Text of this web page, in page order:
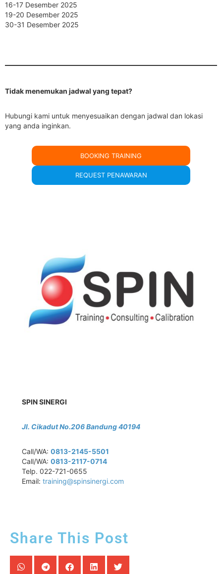
16-17 Desember 2025
19-20 Desember 2025
30-31 Desember 2025
Tidak menemukan jadwal yang tepat?
Hubungi kami untuk menyesuaikan dengan jadwal dan lokasi
yang anda inginkan.
BOOKING TRAINING
REQUEST PENAWARAN
SPIN SINERGI
Jl. Cikadut No.206 Bandung 40194
Call/WA:0813-2145-5501
Call/WA:0813-2117-0714
Telp. 022-721-0655
Email:training@spinsinergi.com
Share This Post